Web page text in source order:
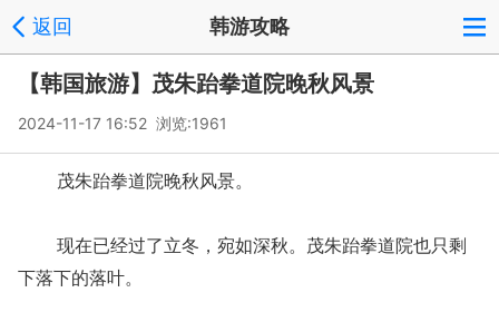
返回 韩游攻略
【韩国旅游】茂朱跆拳道院晚秋风景
2024-11-17 16:52 浏览:1961
茂朱跆拳道院晚秋风景。
现在已经过了立冬，宛如深秋。茂朱跆拳道院也只剩
下落下的落叶。